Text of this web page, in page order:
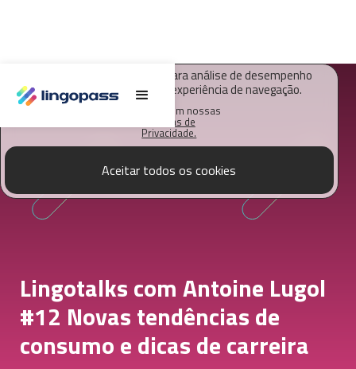
O Lingopass utiliza cookies para análise de desempenho
deste site e melhorar sua experiência de navegação.
Saiba mais em nossas
Políticas de
Privacidade.
Aceitar todos os cookies
Lingotalks com Antoine Lugol
#12 Novas tendências de
consumo e dicas de carreira